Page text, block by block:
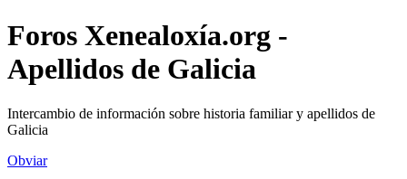
Foros Xenealoxía.org -
Apellidos de Galicia
Intercambio de información sobre historia familiar y apellidos de
Galicia
Obviar